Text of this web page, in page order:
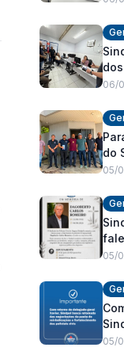
06/
do
05/
05/
da
05/